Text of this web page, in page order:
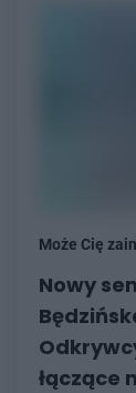
Może Cię
Nowy
łączące